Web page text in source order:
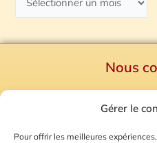
Gérer le
Pour offrir les meilleures
Nous
Mentions Légales